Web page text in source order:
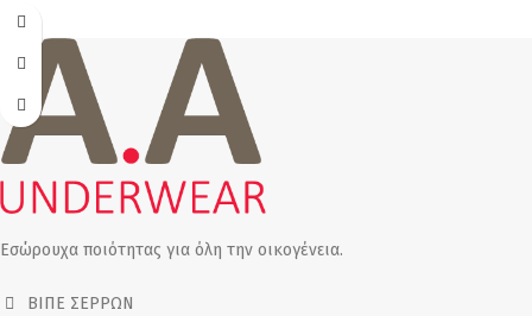
Εσώρουχα ποιότητας για όλη την οικογένεια.
ΒΙΠΕ ΣΕΡΡΩΝ